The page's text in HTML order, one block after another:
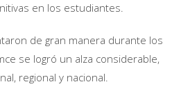
en los estudiantes.
de gran manera durante los
se logró un alza considerable,
regional y nacional.